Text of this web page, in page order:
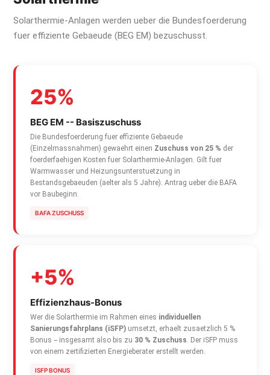
Solarthermie-Anlagen werden ueber die Bundesfoerderung
fuer effiziente Gebaeude (BEG EM) bezuschusst.
25%
BEG EM -- Basiszuschuss
Die Bundesfoerderung fuer effiziente Gebaeude
(Einzelmassnahmen) gewaehrt einen Zuschuss von 25 % der
foerderfaehigen Kosten fuer Solarthermie-Anlagen. Gilt fuer
Warmwasser und Heizungsunterstuetzung in
Bestandsgebaeuden (aelter als 5 Jahre). Antrag ueber die BAFA
vor Baubeginn.
BAFA ZUSCHUSS
+5%
Effizienzhaus-Bonus
Wer die Solarthermie im Rahmen eines individuellen
Sanierungsfahrplans (iSFP) umsetzt, erhaelt zusaetzlich 5 %
Bonus -- insgesamt also bis zu 30 % Zuschuss. Der iSFP muss
von einem zertifizierten Energieberater erstellt werden.
ISFP BONUS